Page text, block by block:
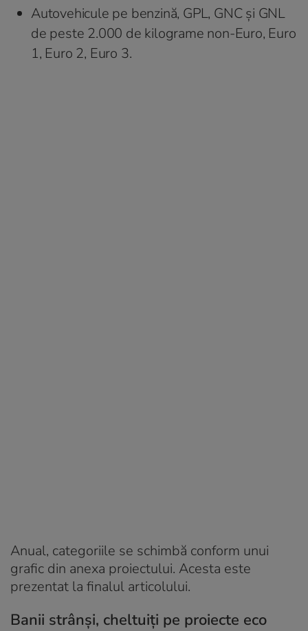
Autovehicule pe benzină, GPL, GNC și GNL
de peste 2.000 de kilograme non-Euro, Euro
1, Euro 2, Euro 3.
Anual, categoriile se schimbă conform unui
grafic din anexa proiectului. Acesta este
prezentat la finalul articolului.
Banii strânși, cheltuiți pe proiecte eco